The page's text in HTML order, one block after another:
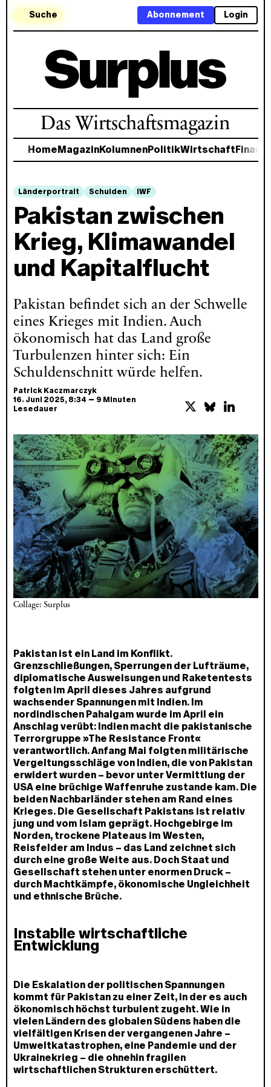
Suche Login
Abonnement
Das Wirtschaftsmagazin
Home MagazinKolumnenPolitikWirtschaft
Länderportrait Schulden IWF
Pakistan zwischen
Krieg, Klimawandel
und Kapitalflucht
Pakistan befindet sich an der Schwelle
eines Krieges mit Indien. Auch
ökonomisch hat das Land große
Turbulenzen hinter sich: Ein
Schuldenschnitt würde helfen.
Patrick Kaczmarczyk
16. Juni 2025, 8:34 – 9 Minuten
Lesedauer
Collage: Surplus
Pakistan ist ein Land im Konflikt.
Grenzschließungen, Sperrungen der Lufträume,
diplomatische Ausweisungen und Raketentests
folgten im April dieses Jahres aufgrund
wachsender Spannungen mit Indien. Im
nordindischen Pahalgam wurde im April ein
Anschlag verübt: Indien macht die pakistanische
Terrorgruppe »The Resistance Front«
verantwortlich. Anfang Mai folgten militärische
Vergeltungsschläge von Indien, die von Pakistan
erwidert wurden – bevor unter Vermittlung der
USA eine brüchige Waffenruhe zustande kam. Die
beiden Nachbarländer stehen am Rand eines
Krieges. Die Gesellschaft Pakistans ist relativ
jung und vom Islam geprägt. Hochgebirge im
Norden, trockene Plateaus im Westen,
Reisfelder am Indus – das Land zeichnet sich
durch eine große Weite aus. Doch Staat und
Gesellschaft stehen unter enormen Druck –
durch Machtkämpfe, ökonomische Ungleichheit
und ethnische Brüche.
Instabile wirtschaftliche
Entwicklung
Die Eskalation der politischen Spannungen
kommt für Pakistan zu einer Zeit, in der es auch
ökonomisch höchst turbulent zugeht. Wie in
vielen Ländern des globalen Südens haben die
vielfältigen Krisen der vergangenen Jahre –
Umweltkatastrophen, eine Pandemie und der
Ukrainekrieg – die ohnehin fragilen
wirtschaftlichen Strukturen erschüttert.